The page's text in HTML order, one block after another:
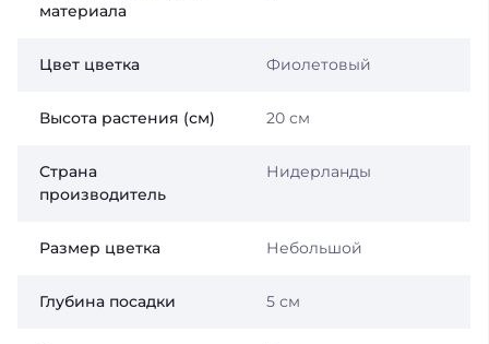
материала
Цвет цветка Фиолетовый
Высота растения (см) 20 см
Страна
производитель
Нидерланды
Размер цветка Небольшой
Глубина посадки 5 см